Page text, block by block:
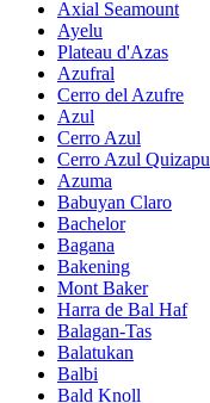
Axial Seamount
Ayelu
Plateau d'Azas
Azufral
Cerro del Azufre
Azul
Cerro Azul
Cerro Azul Quizapu
Azuma
Babuyan Claro
Bachelor
Bagana
Bakening
Mont Baker
Harra de Bal Haf
Balagan-Tas
Balatukan
Balbi
Bald Knoll